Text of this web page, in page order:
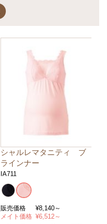
シャルレマタニティ ブ
ラインナー
IA711
販売価格 ¥8,140～
メイト価格 ¥6,512～